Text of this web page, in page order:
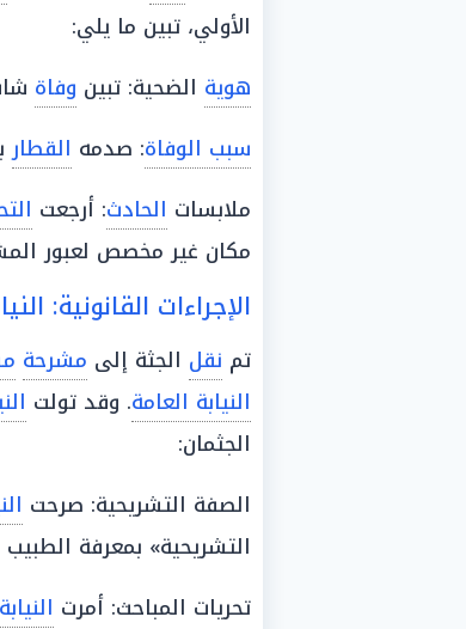
الأولي، تبين ما يلي:
هوية الضحية: تبين وفاة
سبب الوفاة: صدمه القطار
ملابسات الحادث: أرجعت
مكان غير مخصص لعبور
الإجراءات القانونية:
تم نقل الجثة إلى مشرحة
النيابة العامة. وقد تولت
الجثمان:
الصفة التشريحية: صرحت
التشريحية» بمعرفة
تحريات المباحث: أمرت النيابة